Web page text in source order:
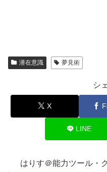
潜在意識 夢見術
シ
X
LINE
はりす＠能力ツール・